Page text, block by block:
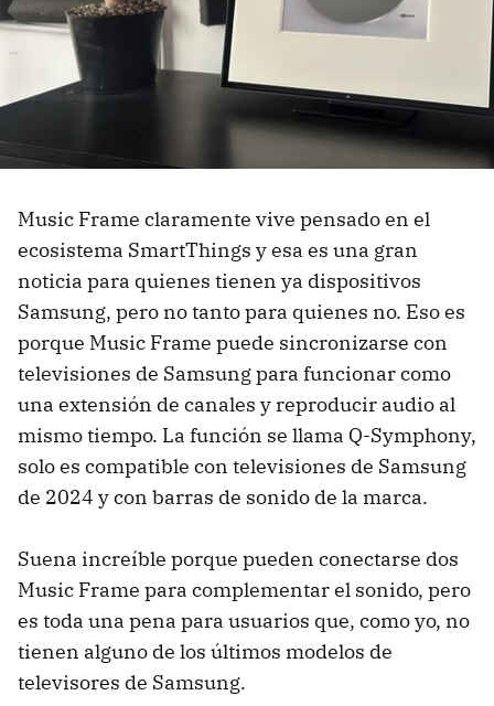
Music Frame claramente vive pensado en el
ecosistema SmartThings y esa es una gran
noticia para quienes tienen ya dispositivos
Samsung, pero no tanto para quienes no. Eso es
porque Music Frame puede sincronizarse con
televisiones de Samsung para funcionar como
una extensión de canales y reproducir audio al
mismo tiempo. La función se llama Q-Symphony,
solo es compatible con televisiones de Samsung
de 2024 y con barras de sonido de la marca.
Suena increíble porque pueden conectarse dos
Music Frame para complementar el sonido, pero
es toda una pena para usuarios que, como yo, no
tienen alguno de los últimos modelos de
televisores de Samsung.